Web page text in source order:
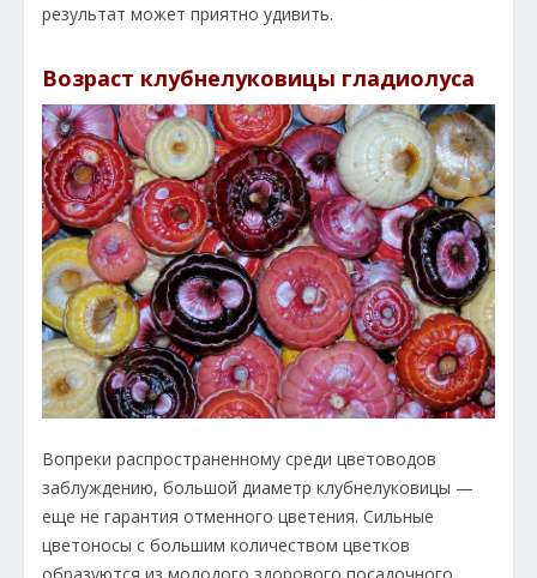
результат может приятно удивить.
Возраст клубнелуковицы гладиолуса
Вопреки распространенному среди цветоводов
заблуждению, большой диаметр клубнелуковицы —
еще не гарантия отменного цветения. Сильные
цветоносы с большим количеством цветков